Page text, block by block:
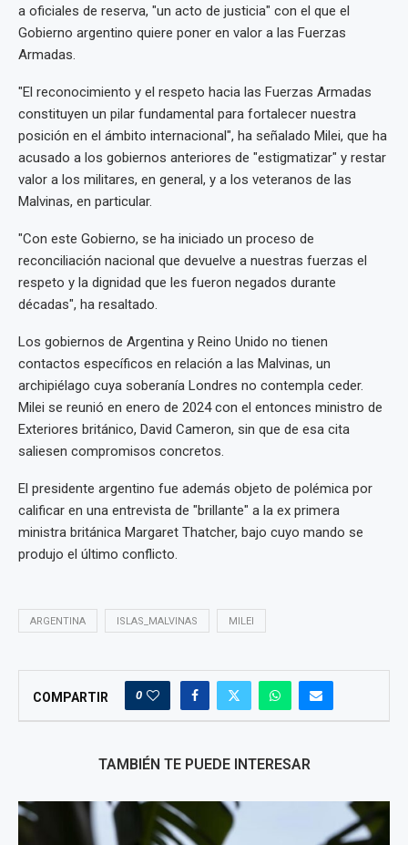
a oficiales de reserva, "un acto de justicia" con el que el
Gobierno argentino quiere poner en valor a las Fuerzas
Armadas.
"El reconocimiento y el respeto hacia las Fuerzas Armadas
constituyen un pilar fundamental para fortalecer nuestra
posición en el ámbito internacional", ha señalado Milei, que ha
acusado a los gobiernos anteriores de "estigmatizar" y restar
valor a los militares, en general, y a los veteranos de las
Malvinas, en particular.
"Con este Gobierno, se ha iniciado un proceso de
reconciliación nacional que devuelve a nuestras fuerzas el
respeto y la dignidad que les fueron negados durante
décadas", ha resaltado.
Los gobiernos de Argentina y Reino Unido no tienen
contactos específicos en relación a las Malvinas, un
archipiélago cuya soberanía Londres no contempla ceder.
Milei se reunió en enero de 2024 con el entonces ministro de
Exteriores británico, David Cameron, sin que de esa cita
saliesen compromisos concretos.
El presidente argentino fue además objeto de polémica por
calificar en una entrevista de "brillante" a la ex primera
ministra británica Margaret Thatcher, bajo cuyo mando se
produjo el último conflicto.
ARGENTINA ISLAS_MALVINAS MILEI
COMPARTIR 0
TAMBIÉN TE PUEDE INTERESAR